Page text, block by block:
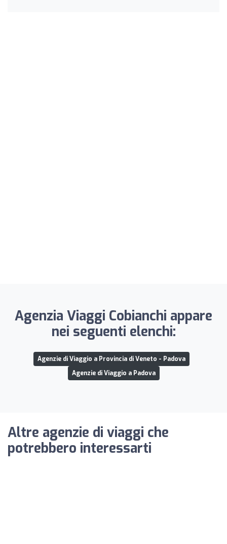
Agenzia Viaggi Cobianchi appare
nei seguenti elenchi:
Agenzie di Viaggio a Provincia di Veneto - Padova
Agenzie di Viaggio a Padova
Altre agenzie di viaggi che
potrebbero interessarti